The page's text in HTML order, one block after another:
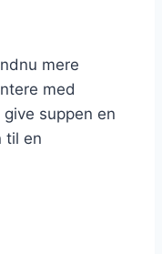
mere
med
suppen en
til en